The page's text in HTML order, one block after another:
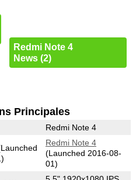
Redmi Note 4
News (2)
Principales
Redmi Note 4
Redmi Note 4
(Launched 2016-08-
01)